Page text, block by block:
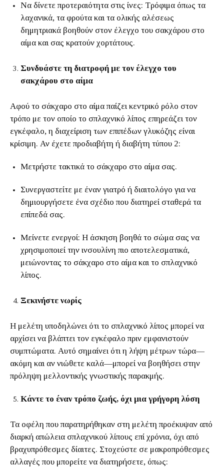
Να δίνετε προτεραιότητα στις ίνες: Τρόφιμα όπως τα
λαχανικά, τα φρούτα και τα ολικής αλέσεως
δημητριακά βοηθούν στον έλεγχο του σακχάρου στο
αίμα και σας κρατούν χορτάτους.
Συνδυάστε τη διατροφή με τον έλεγχο του
σακχάρου στο αίμα
Αφού το σάκχαρο στο αίμα παίζει κεντρικό ρόλο στον
τρόπο με τον οποίο το σπλαχνικό λίπος επηρεάζει τον
εγκέφαλο, η διαχείριση των επιπέδων γλυκόζης είναι
κρίσιμη. Αν έχετε προδιαβήτη ή διαβήτη τύπου 2:
Μετρήστε τακτικά το σάκχαρο στο αίμα σας.
Συνεργαστείτε με έναν γιατρό ή διαιτολόγο για να
δημιουργήσετε ένα σχέδιο που διατηρεί σταθερά τα
επίπεδά σας.
Μείνετε ενεργοί: Η άσκηση βοηθά το σώμα σας να
χρησιμοποιεί την ινσουλίνη πιο αποτελεσματικά,
μειώνοντας το σάκχαρο στο αίμα και το σπλαχνικό
λίπος.
Ξεκινήστε νωρίς
Η μελέτη υποδηλώνει ότι το σπλαχνικό λίπος μπορεί να
αρχίσει να βλάπτει τον εγκέφαλο πριν εμφανιστούν
συμπτώματα. Αυτό σημαίνει ότι η λήψη μέτρων τώρα—
ακόμη και αν νιώθετε καλά—μπορεί να βοηθήσει στην
πρόληψη μελλοντικής γνωστικής παρακμής.
Κάντε το έναν τρόπο ζωής, όχι μια γρήγορη λύση
Τα οφέλη που παρατηρήθηκαν στη μελέτη προέκυψαν από
διαρκή απώλεια σπλαχνικού λίπους επί χρόνια, όχι από
βραχυπρόθεσμες δίαιτες. Στοχεύστε σε μακροπρόθεσμες
αλλαγές που μπορείτε να διατηρήσετε, όπως: